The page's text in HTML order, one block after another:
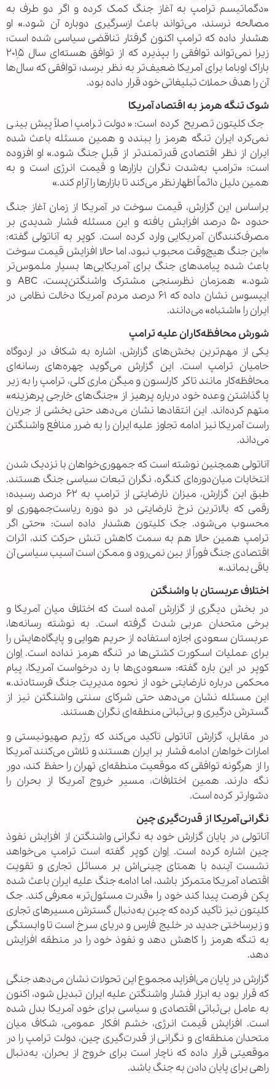
«دگماتیسم ترامپ به آغاز جنگ کمک کرده و اگر دو طرف به
مصالحه نرسند، می‌تواند باعث ازسرگیری دوباره آن شود.» او
هشدار داده که ترامپ اکنون گرفتار تناقضی سیاسی شده است؛
زیرا نمی‌تواند توافقی را بپذیرد که از توافق هسته‌ای سال ۲۰۱۵ِ
باراک اوباما برای آمریکا ضعیف‌تر به نظر برسد؛ توافقی که سال‌ها
آن را هدف حملات تبلیغاتی خود قرار داده بود.
شوک تنگه هرمز به اقتصاد آمریکا
جک کلیتون تصریح کرده است: «دولت ترامپ اصلاً پیش‌بینی
نمی‌کرد ایران تنگه هرمز را ببندد و همین مسئله باعث شده
ایران از نظر اقتصادی قدرتمندتر از قبلِ جنگ شود.» او افزوده
است: «ترامپ به‌شدت نگران بازارها و قیمت انرژی است و به
همین دلیل دائماً اظهارنظر می‌کند تا بازارها را آرام کند.»
براساس این گزارش، قیمت سوخت در آمریکا از زمان آغاز جنگ
حدود ۵۰ درصد افزایش یافته و این مسئله فشار شدیدی بر
مصرف‌کنندگان آمریکایی وارد کرده است. کوپر به آناتولی گفته:
«این جنگ هیچ‌وقت محبوب نبود، اما حالا افزایش قیمت سوخت
باعث شده پیامدهای جنگ برای آمریکایی‌ها بسیار ملموس‌تر
شود.» همزمان نظرسنجی مشترک واشنگتن‌پست، ABC و
ایپسوس نشان داده که ۶۱ درصد مردم آمریکا دخالت نظامی در
ایران را «اشتباه» می‌دانند.
شورش محافظه‌کاران علیه ترامپ
یکی از مهم‌ترین بخش‌های گزارش، اشاره به شکاف در اردوگاه
حامیان ترامپ است. این گزارش می‌گوید چهره‌های رسانه‌ای
محافظه‌کار مانند تاکر کارلسون و میگن ماری کلی، ترامپ را به زیر
پا گذاشتن وعده خود درباره پرهیز از «جنگ‌های خارجی پرهزینه»
متهم کرده‌اند. این انتقادها نشان می‌دهد حتی بخشی از جریان
راست آمریکا نیز ادامه تجاوز علیه ایران را به ضرر منافع واشنگتن
می‌داند.
آناتولی همچنین نوشته است که جمهوری‌خواهان با نزدیک شدن
انتخابات میان‌دوره‌ای کنگره، نگران تبعات سیاسی جنگ هستند.
طبق این گزارش، میزان نارضایتی از ترامپ به ۶۲ درصد رسیده؛
رقمی که بالاترین نرخ نارضایتی در دو دوره ریاست‌جمهوری او
محسوب می‌شود. جک کلیتون هشدار داده است: «حتی اگر
ترامپ همین حالا هم به سمت کاهش تنش حرکت کند، اثرات
اقتصادی جنگ فوراً از بین نمی‌رود و ممکن است آسیب سیاسی آن
باقی بماند.»
اختلاف عربستان با واشنگتن
در بخش دیگری از گزارش آمده است که اختلاف میان آمریکا و
برخی متحدان عربی شدت گرفته است. به نوشته رسانه‌ها،
عربستان سعودی اجازه استفاده از حریم هوایی و پایگاه‌هایش را
برای عملیات اسکورت کشتی‌ها در تنگه هرمز نداده است. اِوان
کوپر در این باره گفته: «سعودی‌ها با رد درخواست آمریکا، پیام
محکمی درباره نارضایتی خود از نحوه مدیریت جنگ فرستادند.»
این مسئله نشان می‌دهد حتی شرکای سنتی واشنگتن نیز از
گسترش درگیری و بی‌ثباتی منطقه‌ای نگران هستند.
در مقابل، گزارش آناتولی تأکید می‌کند که رژیم صهیونیستی و
امارات خواهان ادامه فشار بر ایران هستند و تلاش می‌کنند آمریکا
را از هرگونه توافقی که موقعیت منطقه‌ای تهران را حفظ کند، دور
نگه دارند. همین اختلافات، مسیر خروج آمریکا از بحران را
دشوارتر کرده است.
نگرانی آمریکا از قدرت‌گیری چین
آناتولی در پایان گزارش خود به نگرانی واشنگتن از افزایش نفوذ
چین اشاره کرده است. اِوان کوپر گفته است ترامپ می‌خواهد
نشست آینده با همتای چینی‌اش بر مسائل تجاری و تقویت
اقتصاد آمریکا متمرکز باشد، اما ادامه جنگ علیه ایران باعث شده
پکن فرصت پیدا کند خود را «قدرت مسئول‌تر» معرفی کند. جک
کلیتون نیز تأکید کرده که چین به‌دنبال گسترش مسیرهای تجاری
و زیرساختی جدید در خلیج فارس و دریای سرخ است تا وابستگی
به تنگه هرمز را کاهش دهد و نفوذ خود را در منطقه افزایش
دهد.
گزارش در پایان می‌افزاید مجموع این تحولات نشان می‌دهد جنگی
که قرار بود به ابزار فشار واشنگتن علیه ایران تبدیل شود، اکنون
به عامل بی‌ثباتی اقتصادی و سیاسی برای خود آمریکا بدل شده
است. افزایش قیمت انرژی، خشم افکار عمومی، شکاف میان
متحدان منطقه‌ای و نگرانی از قدرت‌گیری چین، دولت ترامپ را در
موقعیتی قرار داده که ناچار است برای خروج از بحران، به‌دنبال
راهی برای پایان دادن به جنگ باشد.